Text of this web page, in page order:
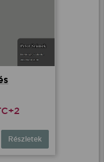
Részletek